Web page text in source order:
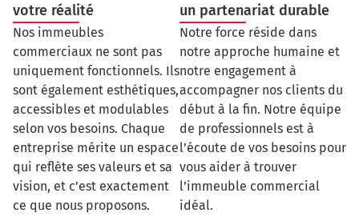
votre réalité
Nos immeubles
commerciaux ne sont pas
uniquement fonctionnels. Ils
sont également esthétiques,
accessibles et modulables
selon vos besoins. Chaque
entreprise mérite un espace
qui reflète ses valeurs et sa
vision, et c’est exactement
ce que nous proposons.
un partenariat durable
Notre force réside dans
notre approche humaine et
notre engagement à
accompagner nos clients du
début à la fin. Notre équipe
de professionnels est à
l’écoute de vos besoins pour
vous aider à trouver
l’immeuble commercial
idéal.